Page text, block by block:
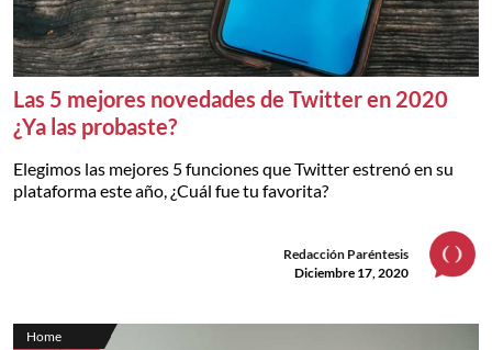
Las 5 mejores novedades de Twitter en 2020
¿Ya las probaste?
Elegimos las mejores 5 funciones que Twitter estrenó en su
plataforma este año, ¿Cuál fue tu favorita?
Redacción Paréntesis
Diciembre 17, 2020
Home